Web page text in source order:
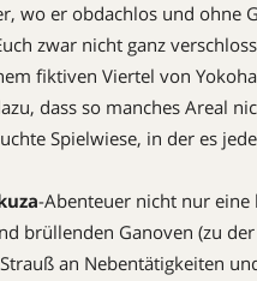
wo er obdachlos und ohne
zwar nicht ganz
fiktiven Viertel von
dass so manches Areal
Spielwiese, in der es
-Abenteuer nicht nur eine
brüllenden Ganoven (zu
an Nebentätigkeiten